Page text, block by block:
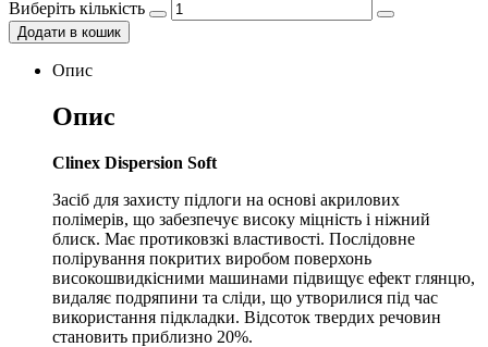
Виберіть кількість
Додати в кошик
Опис
Опис
Clinex Dispersion Soft
Засіб для захисту підлоги на основі акрилових
полімерів, що забезпечує високу міцність і ніжний
блиск. Має протиковзкі властивості. Послідовне
полірування покритих виробом поверхонь
високошвидкісними машинами підвищує ефект глянцю,
видаляє подряпини та сліди, що утворилися під час
використання підкладки. Відсоток твердих речовин
становить приблизно 20%.